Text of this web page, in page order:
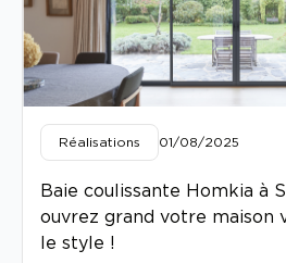
Réalisations 01/08/2025
Baie coulissante Homkia à
ouvrez grand votre maison
le style !